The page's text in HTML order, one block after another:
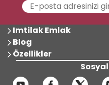
Imtilak Emlak
Blog
Özellikler